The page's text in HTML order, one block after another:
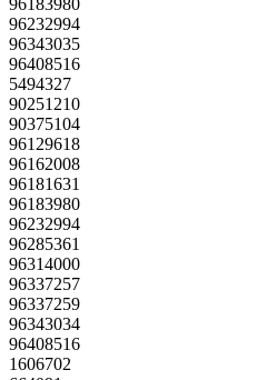
96232994
96343035
96408516
5494327
90251210
90375104
96129618
96162008
96181631
96183980
96232994
96285361
96314000
96337257
96337259
96343034
96408516
1606702